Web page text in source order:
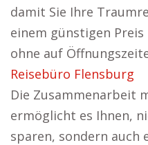
damit Sie Ihre
einem günstigen
ohne auf
Reisebüro Flensburg
Die Zusammenarbeit
ermöglicht es Ihnen,
sparen, sondern auch